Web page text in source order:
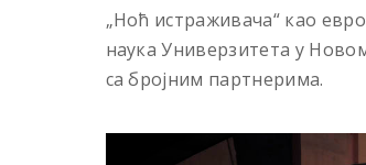
„Ноћ истраживача“ као
наука Универзитета у
са бројним партнерима.